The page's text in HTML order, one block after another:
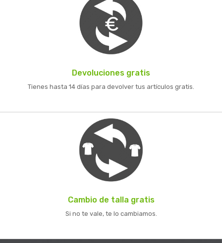
Devoluciones gratis
Tienes hasta 14 días para devolver tus artículos gratis.
Cambio de talla gratis
Si no te vale, te lo cambiamos.